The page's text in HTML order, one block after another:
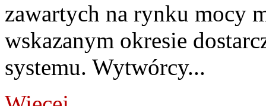
zawartych na rynku mocy
wskazanym okresie
systemu. Wytwórcy...